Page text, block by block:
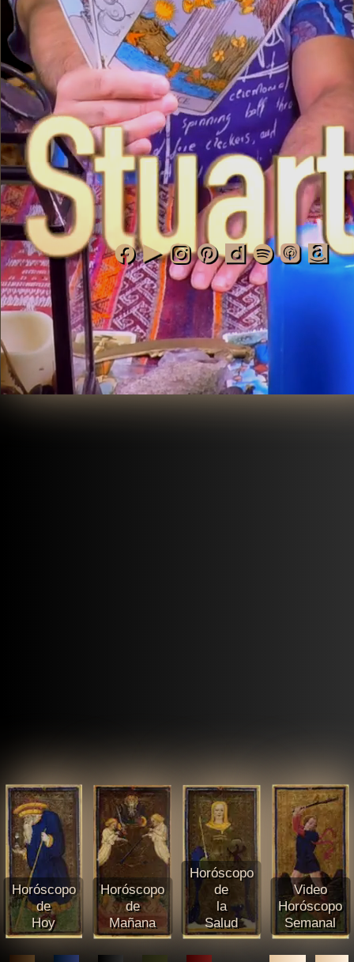
Horóscopo
de
Hoy
Horóscopo
de
Mañana
Horóscopo
de
la
Salud
Video
Horóscopo
Semanal